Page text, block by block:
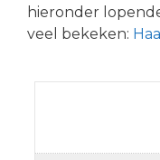
hieronder
veel bekeken: